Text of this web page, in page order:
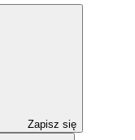
Zapisz się